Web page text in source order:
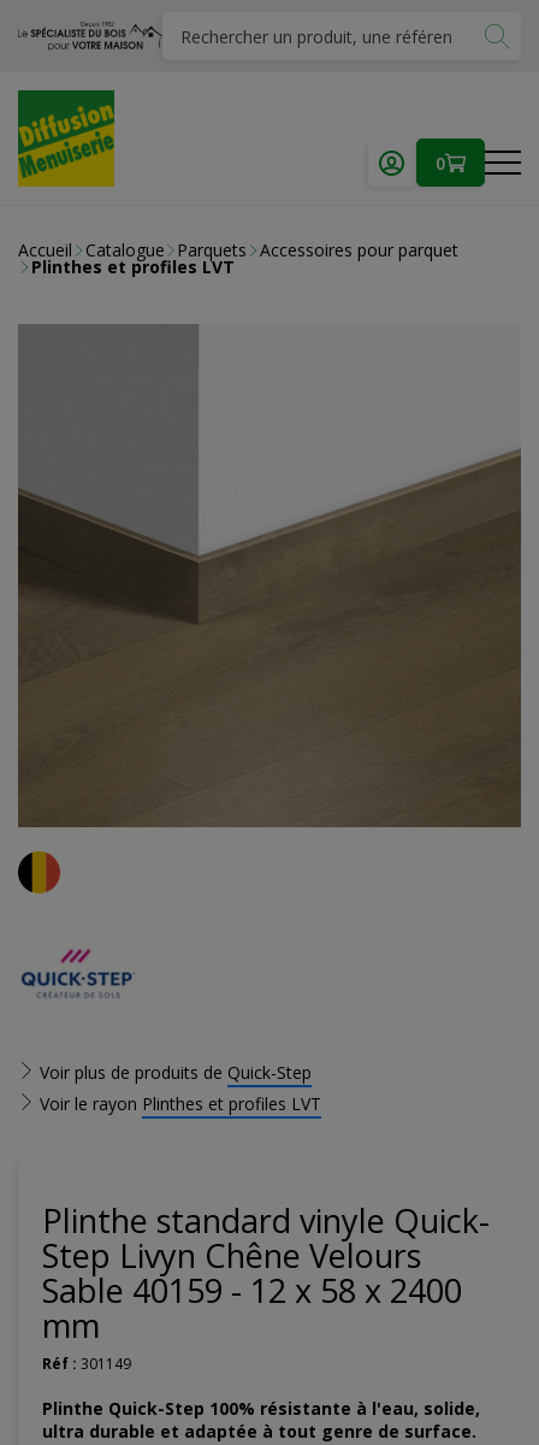
0
Accueil Catalogue Parquets Accessoires pour parquet
Plinthes et profiles LVT
Voir plus de produits de Quick-Step
Voir le rayon Plinthes et profiles LVT
Plinthe standard vinyle Quick-
Step Livyn Chêne Velours
Sable 40159 - 12 x 58 x 2400
mm
Réf : 301149
Plinthe Quick-Step 100% résistante à l'eau, solide,
ultra durable et adaptée à tout genre de surface.